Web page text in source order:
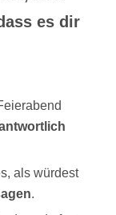
es dir
als würdest
.